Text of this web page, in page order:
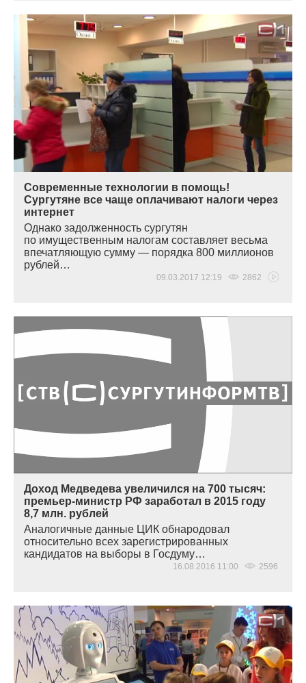
Современные технологии в помощь!
Сургутяне все чаще оплачивают налоги через
интернет
Однако задолженность сургутян
по имущественным налогам составляет весьма
впечатляющую сумму — порядка 800 миллионов
рублей…
09.03.2017 12:19 2862
Доход Медведева увеличился на 700 тысяч:
премьер-министр РФ заработал в 2015 году
8,7 млн. рублей
Аналогичные данные ЦИК обнародовал
относительно всех зарегистрированных
кандидатов на выборы в Госдуму…
16.08.2016 11:00 2596